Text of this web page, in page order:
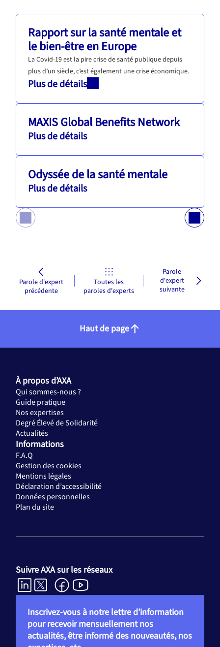
Rapport sur la santé mentale et
le bien-être en Europe
La Covid-19 est la pire crise de santé publique depuis
plus d’un siècle, c’est également une crise économique.
Plus de détails
MAXIS Global Benefits Network
Plus de détails
Odyssée de la santé mentale
Plus de détails
Parole d'expert
précédente
Toutes les
paroles d'experts
Parole
d'expert
suivante
Haut de page
À propos d’AXA
Qui sommes-nous ?
Guide pratique
Nos expertises
Degré Élevé de Solidarité
Actualités
Informations
F.A.Q
Gestion des cookies
Mentions légales
Déclaration d’accessibilité
Données personnelles
Plan du site
Suivre AXA sur les réseaux
Inscrivez-vous à notre lettre d’information
pour recevoir mensuellement nos
actualités, être informé des nouveautés, nos